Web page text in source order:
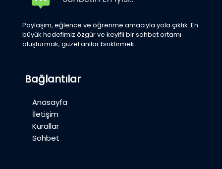
Paylaşım, eğlence ve öğrenme amacıyla yola çıktık. En
büyük hedefimiz özgür ve keyifli bir sohbet ortamı
oluşturmak, güzel anılar biriktirmek
Bağlantılar
Anasayfa
İletişim
Kurallar
Sohbet